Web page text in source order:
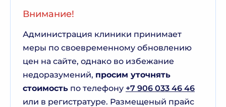
Внимание!
Администрация клиники принимает
меры по своевременному обновлению
цен на сайте, однако во избежание
недоразумений, просим уточнять
стоимость по телефону +7 906 033 46 46
или в регистратуре. Размещеный прайс